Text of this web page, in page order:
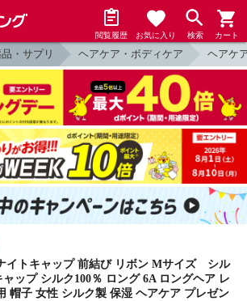
閲覧履歴 お気に入り 検索 カート
・サプリ ヘアケア・ボディケア ヘアケ
イトキャップ 前結び リボン Mサイズ シル
ップ シルク100％ ロング 6A ロングヘア レ
帽子 女性 シルク製 保湿 ヘアケア プレゼン